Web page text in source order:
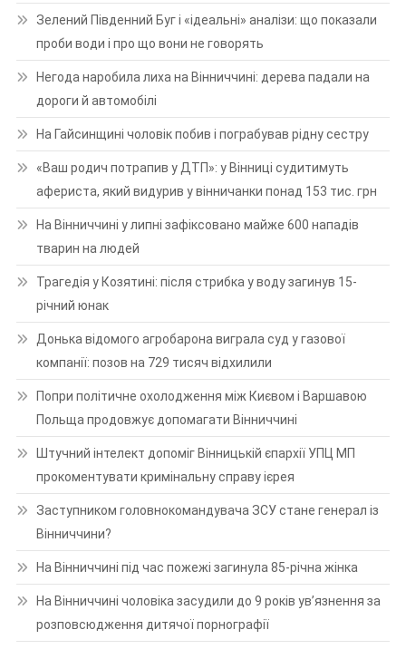
Зелений Південний Буг і «ідеальні» аналізи: що показали
проби води і про що вони не говорять
Негода наробила лиха на Вінниччині: дерева падали на
дороги й автомобілі
На Гайсинщині чоловік побив і пограбував рідну сестру
«Ваш родич потрапив у ДТП»: у Вінниці судитимуть
афериста, який видурив у вінничанки понад 153 тис. грн
На Вінниччині у липні зафіксовано майже 600 нападів
тварин на людей
Трагедія у Козятині: після стрибка у воду загинув 15-
річний юнак
Донька відомого агробарона виграла суд у газової
компанії: позов на 729 тисяч відхилили
Попри політичне охолодження між Києвом і Варшавою
Польща продовжує допомагати Вінниччині
Штучний інтелект допоміг Вінницькій єпархії УПЦ МП
прокоментувати кримінальну справу ієрея
Заступником головнокомандувача ЗСУ стане генерал із
Вінниччини?
На Вінниччині під час пожежі загинула 85-річна жінка
На Вінниччині чоловіка засудили до 9 років ув’язнення за
розповсюдження дитячої порнографії